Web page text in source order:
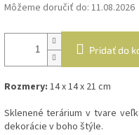
Môžeme doručiť do: 11.08.2026
Pridať do
Rozmery: 14 x 14 x 21 cm
Sklenené terárium v tvare
dekorácie v boho štýle.